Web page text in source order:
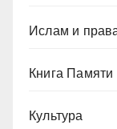
Ислам и
Книга Памяти
Культура